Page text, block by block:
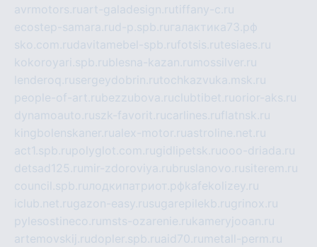
avrmotors.ruart-galadesign.rutiffany-c.ru
ecostep-samara.rud-p.spb.ru галактика73.рф
sko.com.rudavitamebel-spb.rufotsis.rutesiaes.ru
kokoroyari.spb.rublesna-kazan.ru mossilver.ru
lenderoq.rusergeydobrin.rutochkazvuka.msk.ru
people-of-art.rubezzubova.ruclubtibet.ruorior-aks.ru
dynamoauto.ruszk-favorit.rucarlines.ruflatnsk.ru
kingbolenskaner.rualex-motor.ruastroline.net.ru
act1.spb.rupolyglot.com.rugidlipetsk.ruooo-driada.ru
detsad125.ru mir-zdoroviya.rubruslanovo.rusiterem.ru
council.spb.ruлодкипатриот.рфkafekolizey.ru
iclub.net.rugazon-easy.rusugarepilekb.rugrinox.ru
pylesostineco.ru msts-ozarenie.rukameryjooan.ru
artemovskij.rudopler.spb.ruaid70.ru metall-perm.ru